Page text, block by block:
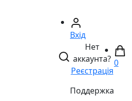
Вхід
Нет
аккаунта?
Реєстрація
Поддержка
0